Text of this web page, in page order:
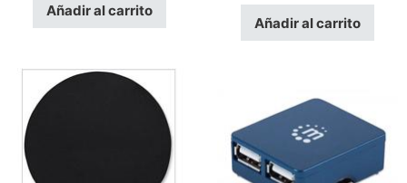
Añadir al carrito
Añadir al carrito